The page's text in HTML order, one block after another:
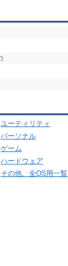
ユーティリティ
パーソナル
ゲーム
ハードウェア
その他、全OS用一覧